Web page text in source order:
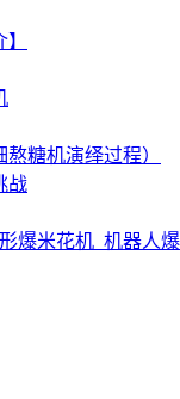
糖机演绎过程）
战
爆米花机_机器人